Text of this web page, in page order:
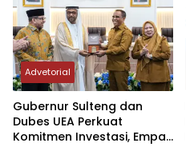
Advetorial
Gubernur Sulteng dan
Dubes UEA Perkuat
Komitmen Investasi, Empat